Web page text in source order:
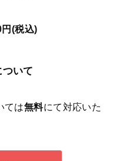
(税込)
いて
ては無料にて対応いた